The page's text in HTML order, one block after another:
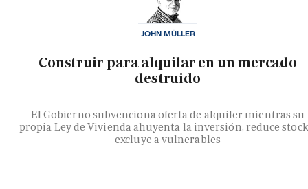
Construir para alquilar en un mercado
destruido
El Gobierno subvenciona oferta de alquiler mientras su
propia Ley de Vivienda ahuyenta la inversión, reduce
excluye a vulnerables
JOHN MÜLLER